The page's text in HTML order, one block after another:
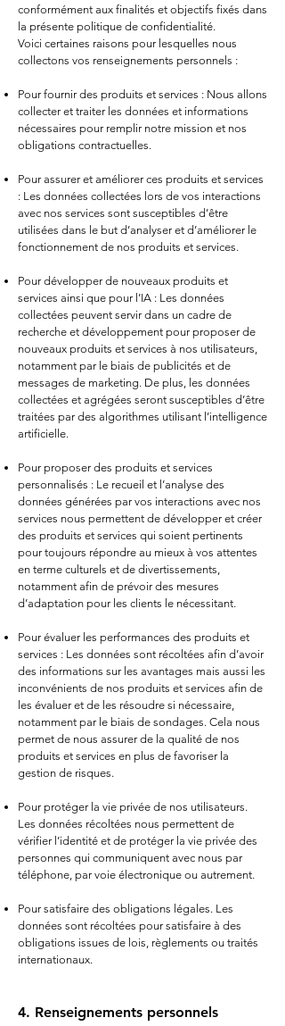
conformément aux finalités et objectifs fixés dans
la présente politique de confidentialité.
Voici certaines raisons pour lesquelles nous
collectons vos renseignements personnels :
Pour fournir des produits et services : Nous allons
collecter et traiter les données et informations
nécessaires pour remplir notre mission et nos
obligations contractuelles.
Pour assurer et améliorer ces produits et services
: Les données collectées lors de vos interactions
avec nos services sont susceptibles d’être
utilisées dans le but d’analyser et d’améliorer le
fonctionnement de nos produits et services.
Pour développer de nouveaux produits et
services ainsi que pour l’IA : Les données
collectées peuvent servir dans un cadre de
recherche et développement pour proposer de
nouveaux produits et services à nos utilisateurs,
notamment par le biais de publicités et de
messages de marketing. De plus, les données
collectées et agrégées seront susceptibles d’être
traitées par des algorithmes utilisant l’intelligence
artificielle.
Pour proposer des produits et services
personnalisés : Le recueil et l’analyse des
données générées par vos interactions avec nos
services nous permettent de développer et créer
des produits et services qui soient pertinents
pour toujours répondre au mieux à vos attentes
en terme culturels et de divertissements,
notamment afin de prévoir des mesures
d’adaptation pour les clients le nécessitant.
Pour évaluer les performances des produits et
services : Les données sont récoltées afin d’avoir
des informations sur les avantages mais aussi les
inconvénients de nos produits et services afin de
les évaluer et de les résoudre si nécessaire,
notamment par le biais de sondages. Cela nous
permet de nous assurer de la qualité de nos
produits et services en plus de favoriser la
gestion de risques.
Pour protéger la vie privée de nos utilisateurs.
Les données récoltées nous permettent de
vérifier l’identité et de protéger la vie privée des
personnes qui communiquent avec nous par
téléphone, par voie électronique ou autrement.
Pour satisfaire des obligations légales. Les
données sont récoltées pour satisfaire à des
obligations issues de lois, règlements ou traités
internationaux.
4. Renseignements personnels